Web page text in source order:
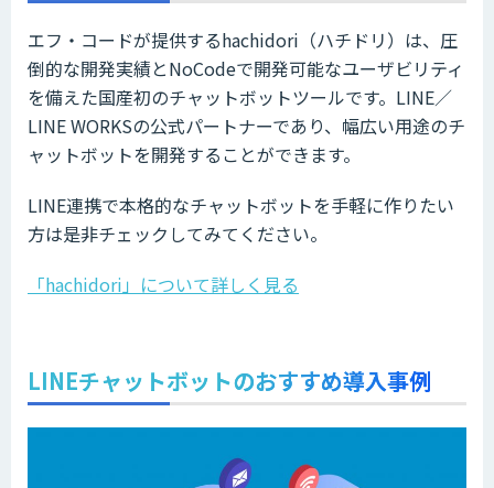
エフ・コードが提供するhachidori（ハチドリ）は、圧
倒的な開発実績とNoCodeで開発可能なユーザビリティ
を備えた国産初のチャットボットツールです。LINE／
LINE WORKSの公式パートナーであり、幅広い用途のチ
ャットボットを開発することができます。
LINE連携で本格的なチャットボットを手軽に作りたい
方は是非チェックしてみてください。
「hachidori」について詳しく見る
LINEチャットボットのおすすめ導入事例